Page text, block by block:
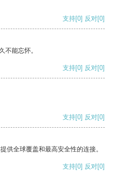
支持[0] 反对[0]
不能忘怀。
支持[0] 反对[0]
支持[0] 反对[0]
供全球覆盖和最高安全性的连接。
支持[0] 反对[0]